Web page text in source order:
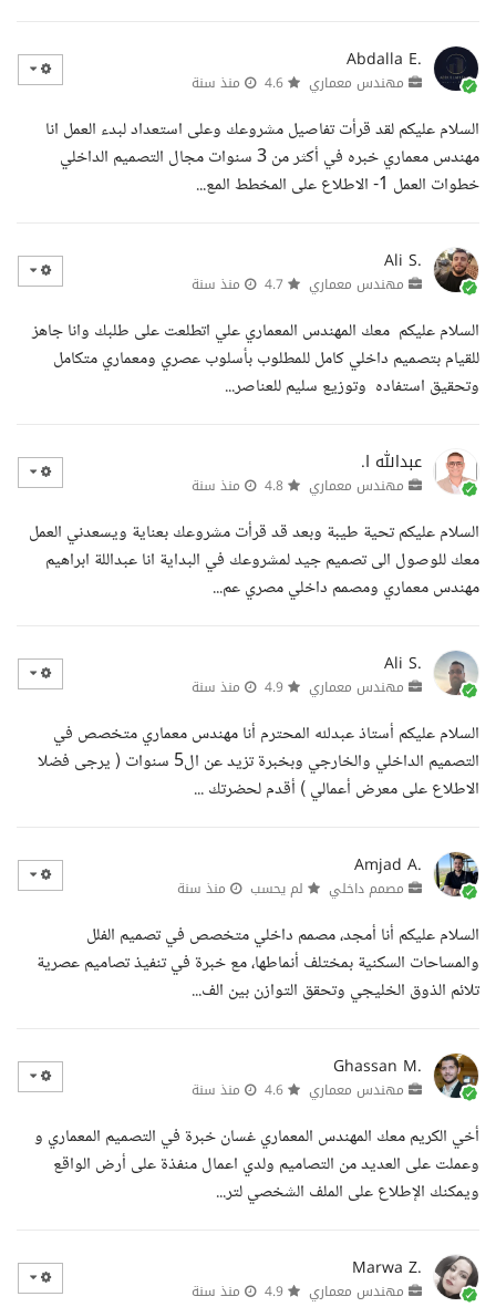
Abdalla E.
مهندس معماري منذ سنة
السلام عليكم لقد قرأت تفاصيل مشروعك وعلى استعداد لبدء العمل انا
مهندس معماري خبره في أكثر من 3 سنوات مجال التصميم الداخلي
خطوات العمل 1- الاطلاع على المخطط المع...
Ali S.
مهندس معماري منذ سنة
السلام عليكم معك المهندس المعماري علي اتطلعت على طلبك وانا جاهز
للقيام بتصميم داخلي كامل للمطلوب بأسلوب عصري ومعماري متكامل
وتحقيق استفاده وتوزيع سليم للعناصر...
عبدالله ا.
مهندس معماري منذ سنة
السلام عليكم تحية طيبة وبعد قد قرأت مشروعك بعناية ويسعدني العمل
معك للوصول الى تصميم جيد لمشروعك في البداية انا عبداللة ابراهيم
مهندس معماري ومصمم داخلي مصري عم...
Ali S.
مهندس معماري منذ سنة
السلام عليكم أستاذ عبدلله المحترم أنا مهندس معماري متخصص في
التصميم الداخلي والخارجي وبخبرة تزيد عن ال5 سنوات ( يرجى فضلا
الاطلاع على معرض أعمالي ) أقدم لحضرتك ...
Amjad A.
مصمم داخلي لم يحسب منذ سنة
السلام عليكم أنا أمجد، مصمم داخلي متخصص في تصميم الفلل
والمساحات السكنية بمختلف أنماطها، مع خبرة في تنفيذ تصاميم عصرية
تلائم الذوق الخليجي وتحقق التوازن بين الف...
Ghassan M.
مهندس معماري منذ سنة
أخي الكريم معك المهندس المعماري غسان خبرة في التصميم المعماري و
وعملت على العديد من التصاميم ولدي اعمال منفذة على أرض الواقع
ويمكنك الإطلاع على الملف الشخصي لتر...
Marwa Z.
مهندس معماري منذ سنة